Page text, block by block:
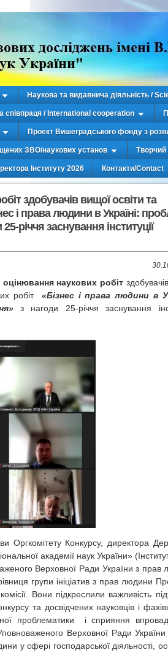
Наукова та видавнича діяльність /
співпраця / International cooperation
Проект Вишеградського фонду з
ЗВО/наукових установ Творчий
Інституту 2026 Контакти/Contact
здобувачів вищої освіти та
і права людини в Україні:
річчя заснування інституції
оцінювання наукових робіт
робіт «Бізнес і права людини в
з нагоди 25-річчя заснування
Оргкомітету Конкурсу, директора
академії наук України»
Верховної Ради України з прав
групи ініціатив з прав людини
Вони підкреслили важливість
та досвідчених науковців і
проблематики і сприяння
Верховної Ради
у сфері господарської діяльності,